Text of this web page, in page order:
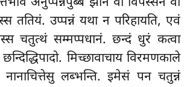
ततियं. उप्पन्नं यथा न परिहायति, एवं
चतुत्थं सम्मप्पधानं. छन्दं धुरं कत्वा
मिच्छावाचाय विरमणकाले
नानाचित्तेसु लब्भन्ति. इमेसं पन चतुन्नं